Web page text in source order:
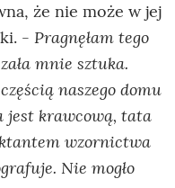
że nie może w jej
- Pragnęłam tego
mnie sztuka.
naszego domu
jest krawcową, tata
wzornictwa
Nie mogło